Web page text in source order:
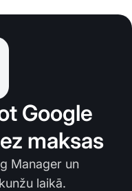
Google
maksas
Manager un
laikā.